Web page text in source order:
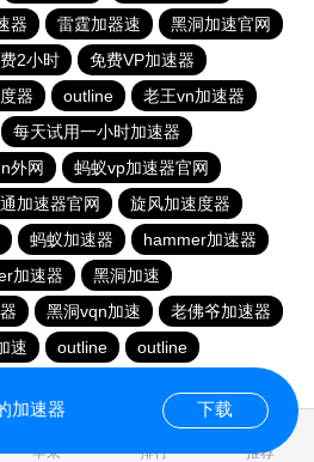
器 雷霆加器速
黑洞加速官网
2小时
免费VP加速器
器 outline
老王vn加速器
每天试用一小时加速器
外网
蚂蚁vp加速器官网
加速器官网
旋风加速度器
蚂蚁加速器
hammer加速器
加速器
黑洞加速
黑洞vqn加速
老佛爷加速器
速 outline
outline
苹果 排行 推荐
加速器 下载
1.135904s